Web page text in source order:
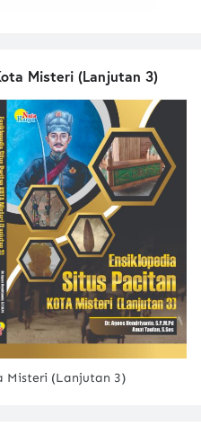
Misteri (Lanjutan 3)
Misteri (Lanjutan 3)